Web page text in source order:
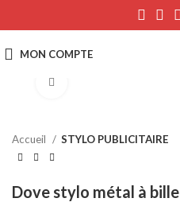
Accueil STYLO PUBLICITAIRE
Dove stylo métal à bille